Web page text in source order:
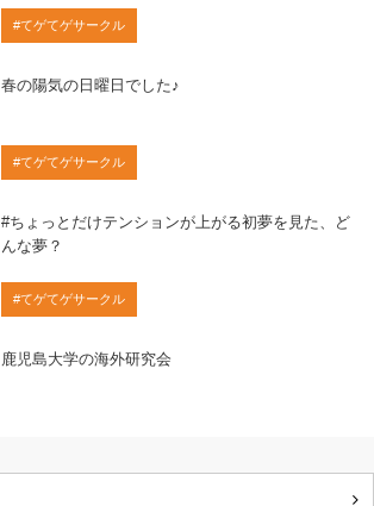
#てゲてゲサークル
春の陽気の日曜日でした♪
#てゲてゲサークル
#ちょっとだけテンションが上がる初夢を見た、ど
んな夢？
#てゲてゲサークル
鹿児島大学の海外研究会